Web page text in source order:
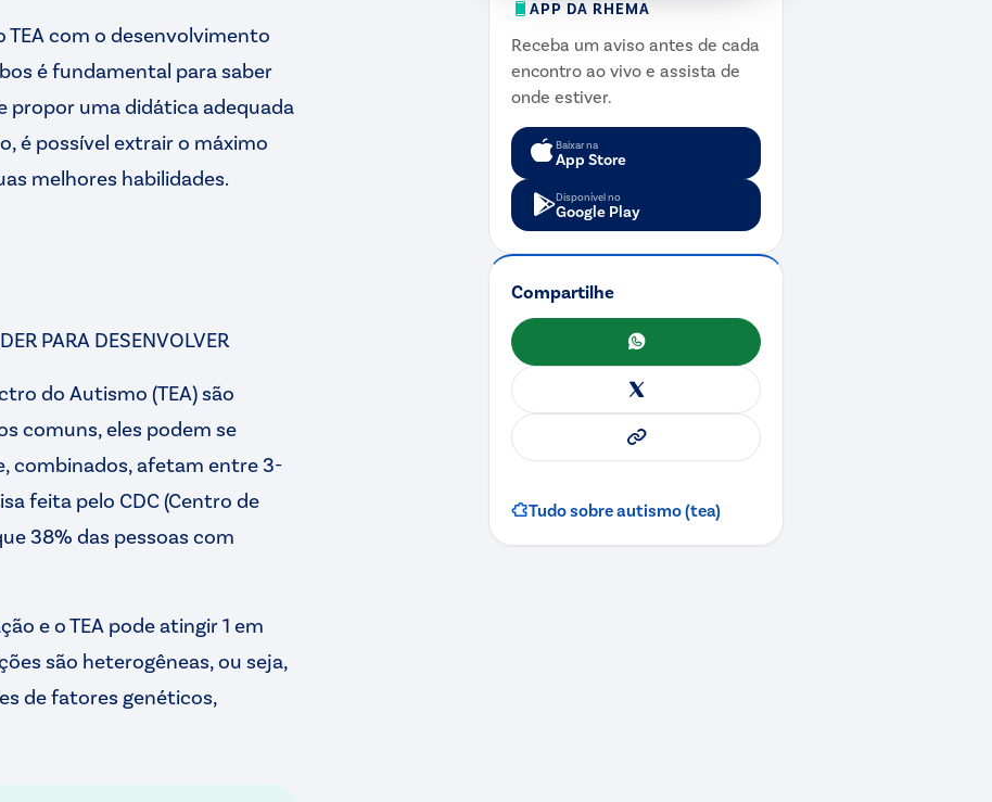
TEA com o desenvolvimento
é fundamental para saber
propor uma didática adequada
é possível extrair o máximo
melhores habilidades.
PARA DESENVOLVER
do Autismo (TEA) são
comuns, eles podem se
combinados, afetam entre 3-
feita pelo CDC (Centro de
38% das pessoas com
e o TEA pode atingir 1 em
são heterogêneas, ou seja,
de fatores genéticos,
APP DA RHEMA
Receba um aviso antes de cada
encontro ao vivo e assista de
onde estiver.
Baixar na
App Store
Disponível no
Google Play
Compartilhe
WhatsApp
X
Copiar link
Tudo sobreautismo (tea)